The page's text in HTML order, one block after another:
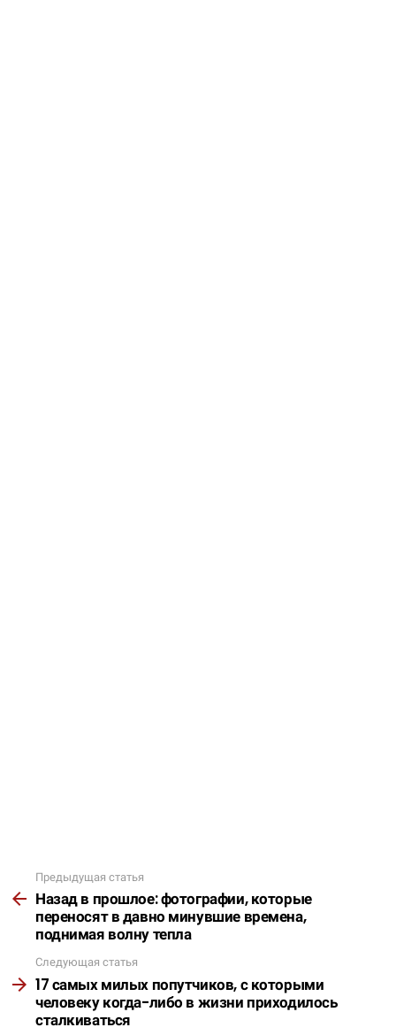
Подробнее
Предыдущая статья
Назад в прошлое: фотографии, которые
переносят в давно минувшие времена,
поднимая волну тепла
Следующая статья
17 самых милых попутчиков, с которыми
человеку когда-либо в жизни приходилось
сталкиваться